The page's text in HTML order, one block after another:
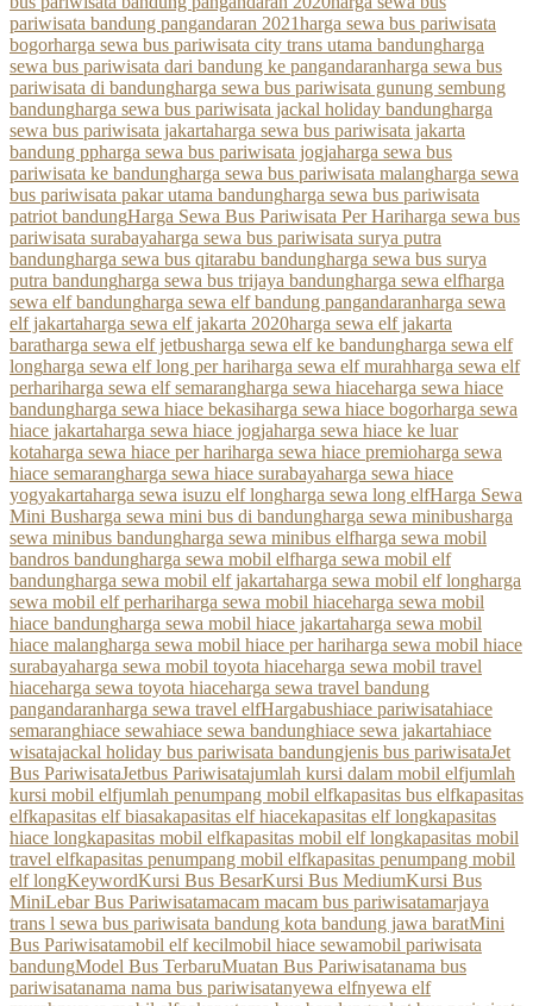
pariwisata bandung pangandaran 2021harga sewa bus pariwisata
bogorharga sewa bus pariwisata city trans utama bandungharga
sewa bus pariwisata dari bandung ke pangandaranharga sewa bus
pariwisata di bandungharga sewa bus pariwisata gunung sembung
bandungharga sewa bus pariwisata jackal holiday bandungharga
sewa bus pariwisata jakartaharga sewa bus pariwisata jakarta
bandung ppharga sewa bus pariwisata jogjaharga sewa bus
pariwisata ke bandungharga sewa bus pariwisata malangharga sewa
bus pariwisata pakar utama bandungharga sewa bus pariwisata
patriot bandungHarga Sewa Bus Pariwisata Per Hariharga sewa bus
pariwisata surabayaharga sewa bus pariwisata surya putra
bandungharga sewa bus qitarabu bandungharga sewa bus surya
putra bandungharga sewa bus trijaya bandungharga sewa elfharga
sewa elf bandungharga sewa elf bandung pangandaranharga sewa
elf jakartaharga sewa elf jakarta 2020harga sewa elf jakarta
baratharga sewa elf jetbusharga sewa elf ke bandungharga sewa elf
longharga sewa elf long per hariharga sewa elf murahharga sewa elf
perhariharga sewa elf semarangharga sewa hiaceharga sewa hiace
bandungharga sewa hiace bekasiharga sewa hiace bogorharga sewa
hiace jakartaharga sewa hiace jogjaharga sewa hiace ke luar
kotaharga sewa hiace per hariharga sewa hiace premioharga sewa
hiace semarangharga sewa hiace surabayaharga sewa hiace
yogyakartaharga sewa isuzu elf longharga sewa long elfHarga Sewa
Mini Busharga sewa mini bus di bandungharga sewa minibusharga
sewa minibus bandungharga sewa minibus elfharga sewa mobil
bandros bandungharga sewa mobil elfharga sewa mobil elf
bandungharga sewa mobil elf jakartaharga sewa mobil elf longharga
sewa mobil elf perhariharga sewa mobil hiaceharga sewa mobil
hiace bandungharga sewa mobil hiace jakartaharga sewa mobil
hiace malangharga sewa mobil hiace per hariharga sewa mobil hiace
surabayaharga sewa mobil toyota hiaceharga sewa mobil travel
hiaceharga sewa toyota hiaceharga sewa travel bandung
pangandaranharga sewa travel elfHargabushiace pariwisatahiace
semaranghiace sewahiace sewa bandunghiace sewa jakartahiace
wisatajackal holiday bus pariwisata bandungjenis bus pariwisataJet
Bus PariwisataJetbus Pariwisatajumlah kursi dalam mobil elfjumlah
kursi mobil elfjumlah penumpang mobil elfkapasitas bus elfkapasitas
elfkapasitas elf biasakapasitas elf hiacekapasitas elf longkapasitas
hiace longkapasitas mobil elfkapasitas mobil elf longkapasitas mobil
travel elfkapasitas penumpang mobil elfkapasitas penumpang mobil
elf longKeywordKursi Bus BesarKursi Bus MediumKursi Bus
MiniLebar Bus Pariwisatamacam macam bus pariwisatamarjaya
trans l sewa bus pariwisata bandung kota bandung jawa baratMini
Bus Pariwisatamobil elf kecilmobil hiace sewamobil pariwisata
bandungModel Bus TerbaruMuatan Bus Pariwisatanama bus
pariwisatanama nama bus pariwisatanyewa elfnyewa elf